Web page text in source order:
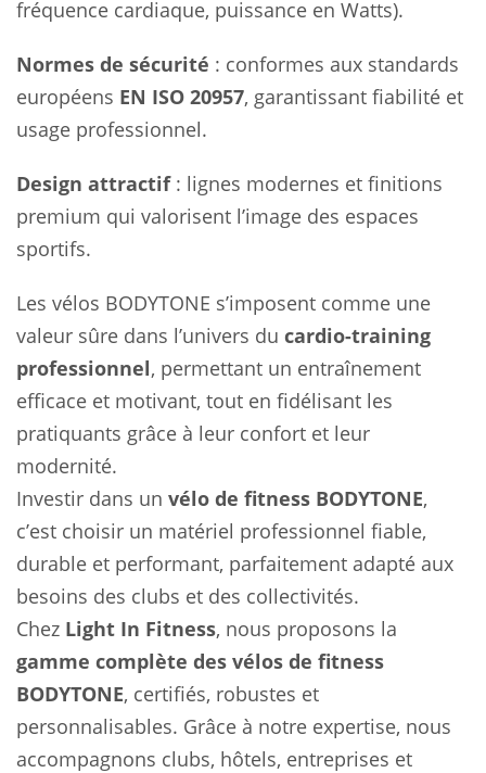
fréquence cardiaque, puissance en Watts).
Normes de sécurité : conformes aux standards
européens EN ISO 20957, garantissant fiabilité et
usage professionnel.
Design attractif: lignes modernes et finitions
premium qui valorisent l’image des espaces
sportifs.
Les vélos BODYTONE s’imposent comme une
valeur sûre dans l’univers du cardio-training
professionnel, permettant un entraînement
efficace et motivant, tout en fidélisant les
pratiquants grâce à leur confort et leur
modernité.
Investir dans un vélo de fitness BODYTONE,
c’est choisir un matériel professionnel fiable,
durable et performant, parfaitement adapté aux
besoins des clubs et des collectivités.
Chez Light In Fitness, nous proposons la
gamme complète des vélos de fitness
BODYTONE, certifiés, robustes et
personnalisables. Grâce à notre expertise, nous
accompagnons clubs, hôtels, entreprises et